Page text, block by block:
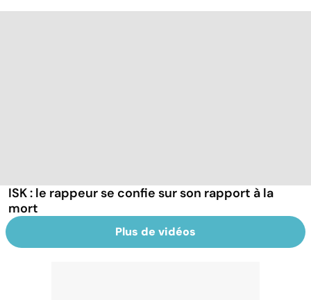
ISK : le rappeur se confie sur son rapport à la
mort
Plus de vidéos